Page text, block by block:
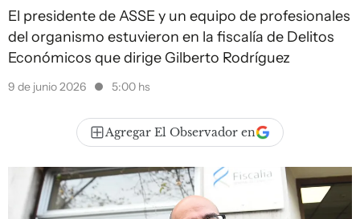
El presidente de ASSE y un equipo de profesionales
del organismo estuvieron en la fiscalía de Delitos
Económicos que dirige Gilberto Rodríguez
9 de junio 2026 5:00 hs
Agregar El Observador en